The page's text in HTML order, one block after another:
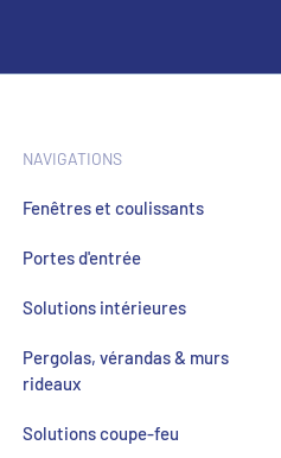
NAVIGATIONS
Fenêtres et coulissants
Portes d'entrée
Solutions intérieures
Pergolas, vérandas & murs
rideaux
Solutions coupe-feu